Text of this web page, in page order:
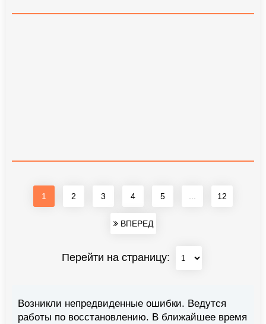
1 2 3 4 5 12
ВПЕРЕД
Перейти на страницу:
Возникли непредвиденные ошибки. Ведутся
работы по восстановлению. В ближайшее время